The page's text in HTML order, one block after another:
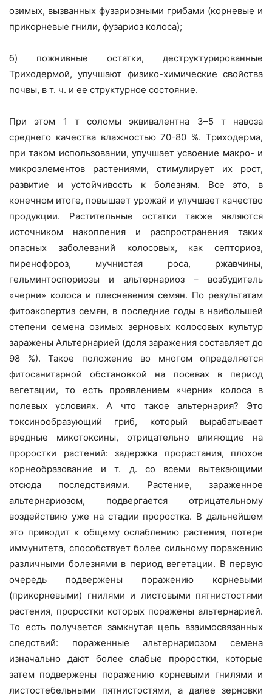
озимых, вызванных фузариозными грибами (корневые и
прикорневые гнили, фузариоз колоса);
б) пожнивные остатки, деструктурированные
Триходермой, улучшают физико-химические свойства
почвы, в т. ч. и ее структурное состояние.
При этом 1 т соломы эквивалентна 3–5 т навоза
среднего качества влажностью 70-80 %. Триходерма,
при таком использовании, улучшает усвоение макро- и
микроэлементов растениями, стимулирует их рост,
развитие и устойчивость к болезням. Все это, в
конечном итоге, повышает урожай и улучшает качество
продукции. Растительные остатки также являются
источником накопления и распространения таких
опасных заболеваний колосовых, как септориоз,
пиренофороз, мучнистая роса, ржавчины,
гельминтоспориозы и альтернариоз – возбудитель
«черни» колоса и плесневения семян. По результатам
фитоэкспертиз семян, в последние годы в наибольшей
степени семена озимых зерновых колосовых культур
заражены Альтернарией (доля заражения составляет до
98 %). Такое положение во многом определяется
фитосанитарной обстановкой на посевах в период
вегетации, то есть проявлением «черни» колоса в
полевых условиях. А что такое альтернария? Это
токсинообразующий гриб, который вырабатывает
вредные микотоксины, отрицательно влияющие на
проростки растений: задержка прорастания, плохое
корнеобразование и т. д. со всеми вытекающими
отсюда последствиями. Растение, зараженное
альтернариозом, подвергается отрицательному
воздействию уже на стадии проростка. В дальнейшем
это приводит к общему ослаблению растения, потере
иммунитета, способствует более сильному поражению
различными болезнями в период вегетации. В первую
очередь подвержены поражению корневыми
(прикорневыми) гнилями и листовыми пятнистостями
растения, проростки которых поражены альтернарией.
То есть получается замкнутая цепь взаимосвязанных
следствий: пораженные альтернариозом семена
изначально дают более слабые проростки, которые
затем подвержены поражению корневыми гнилями и
листостебельными пятнистостями, а далее зерновки